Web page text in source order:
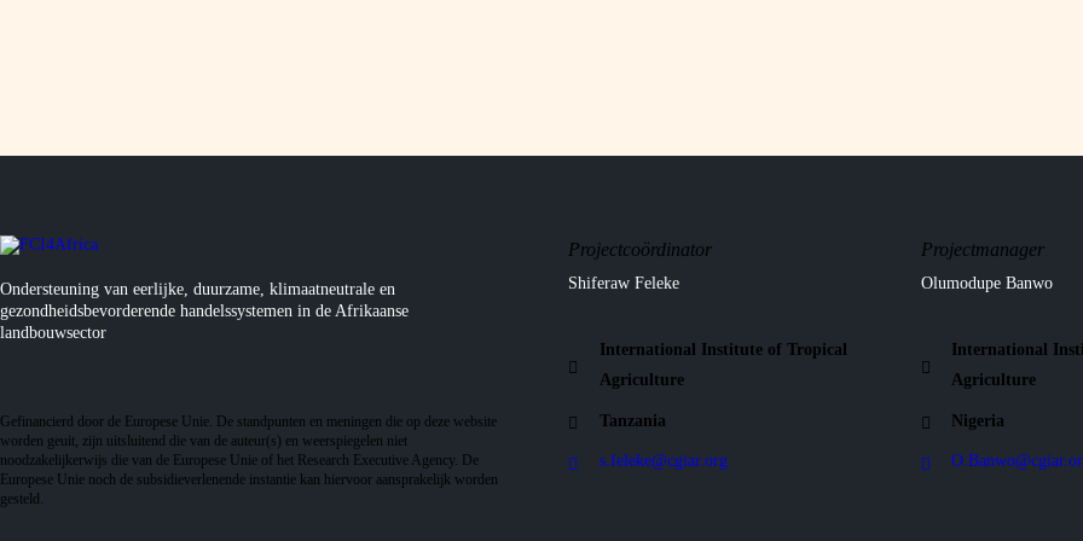
Ondersteuning van eerlijke, duurzame, klimaatneutrale en
gezondheidsbevorderende handelssystemen in de Afrikaanse
landbouwsector
Gefinancierd door de Europese Unie. De standpunten en meningen die op deze website
worden geuit, zijn uitsluitend die van de auteur(s) en weerspiegelen niet
noodzakelijkerwijs die van de Europese Unie of het Research Executive Agency. De
Europese Unie noch de subsidieverlenende instantie kan hiervoor aansprakelijk worden
gesteld.
Projectcoördinator
Shiferaw Feleke
International Institute of Tropical
Agriculture
Tanzania
s.feleke@cgiar.org
Projectmanager
Olumodupe Banwo
International
Agriculture
Nigeria